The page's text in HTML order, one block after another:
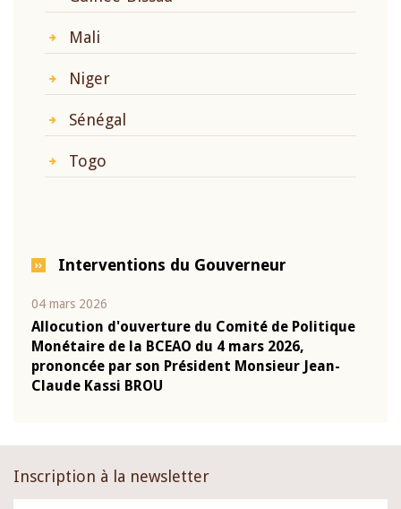
Mali
Niger
Sénégal
Togo
Interventions du Gouverneur
04 mars 2026
Allocution d'ouverture du Comité de Politique
Monétaire de la BCEAO du 4 mars 2026,
prononcée par son Président Monsieur Jean-
Claude Kassi BROU
Inscription à la newsletter